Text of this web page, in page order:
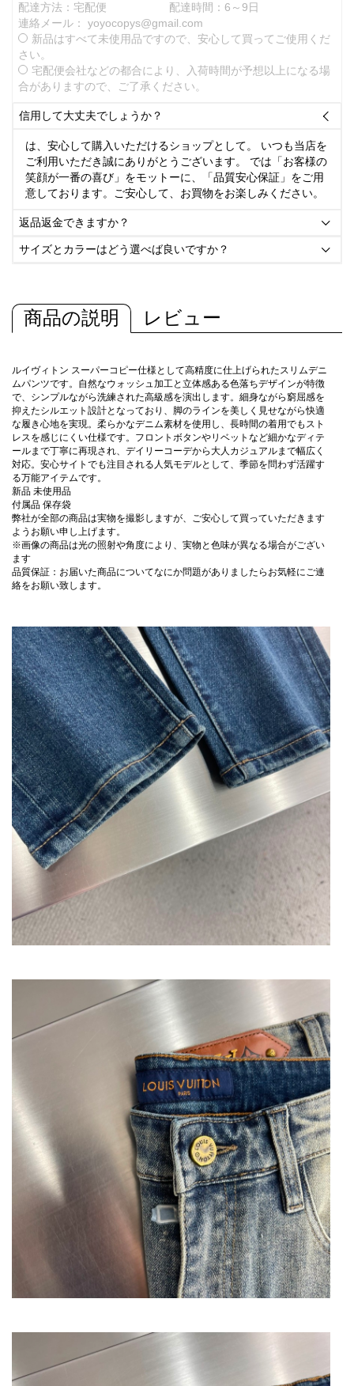
配達方法：宅配便
配達時間：6～9日
連絡メール： yoyocopys@gmail.com
新品はすべて未使用品ですので、安心して買ってご使用くだ
さい。
宅配便会社などの都合により、入荷時間が予想以上になる場
合がありますので、ご了承ください。
信用して大丈夫でしょうか？ 
は、安心して購入いただけるショップとして。 いつも当店を
ご利用いただき誠にありがとうございます。 では「お客様の
笑顔が一番の喜び」をモットーに、「品質安心保証」をご用
意しております。ご安心して、お買物をお楽しみください。
返品返金できますか？ 
サイズとカラーはどう選べば良いですか？ 
商品の説明 レビュー
ルイヴィトン スーパーコピー仕様として高精度に仕上げられたスリムデニ
ムパンツです。自然なウォッシュ加工と立体感ある色落ちデザインが特徴
で、シンプルながら洗練された高級感を演出します。細身ながら窮屈感を
抑えたシルエット設計となっており、脚のラインを美しく見せながら快適
な履き心地を実現。柔らかなデニム素材を使用し、長時間の着用でもスト
レスを感じにくい仕様です。フロントボタンやリベットなど細かなディテ
ールまで丁寧に再現され、デイリーコーデから大人カジュアルまで幅広く
対応。安心サイトでも注目される人気モデルとして、季節を問わず活躍す
る万能アイテムです。
新品 未使用品
付属品 保存袋
弊社が全部の商品は実物を撮影しますが、ご安心して買っていただきます
ようお願い申し上げます。
※画像の商品は光の照射や角度により、実物と色味が異なる場合がござい
ます
品質保証：お届いた商品についてなにか問題がありましたらお気軽にご連
絡をお願い致します。